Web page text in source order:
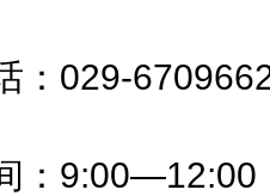
029-
9:00—12:00